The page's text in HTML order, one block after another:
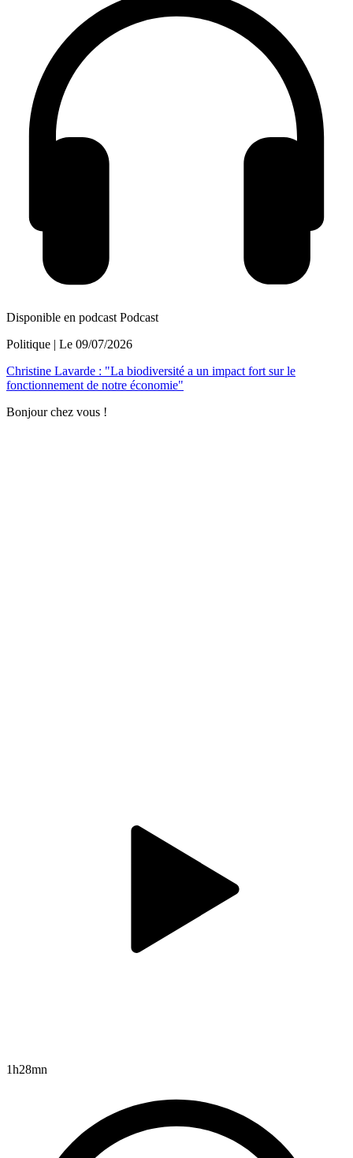
Disponible en podcast Podcast
Politique | Le 09/07/2026
Christine Lavarde : "La biodiversité a un impact fort sur le
fonctionnement de notre économie"
Bonjour chez vous !
1h28mn